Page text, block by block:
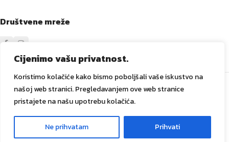
Cijenimo vašu privatnost.
Koristimo kolačiće kako bismo poboljšali vaše iskustvo na
našoj web stranici. Pregledavanjem ove web stranice
pristajete na našu upotrebu kolačića.
Ne prihvatam Prihvati
Društvene mreže
Sve prava zadržanaGANIKIDA D.O.O. Vitez2024Izrada i
održavanje Tadex Media.
0